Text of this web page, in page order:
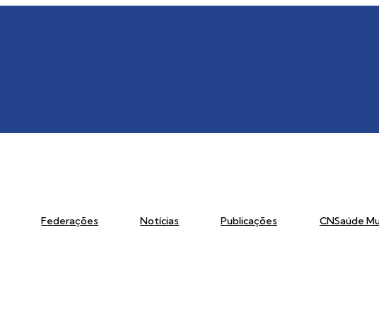
Federações Notícias Publicações CNSaúde